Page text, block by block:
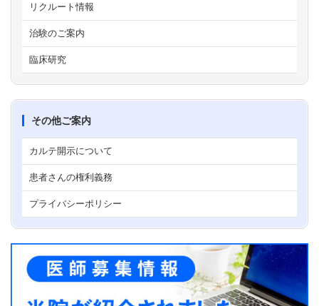
リクルート情報
治験のご案内
臨床研究
その他ご案内
カルテ開示について
患者さんの権利義務
プライバシーポリシー